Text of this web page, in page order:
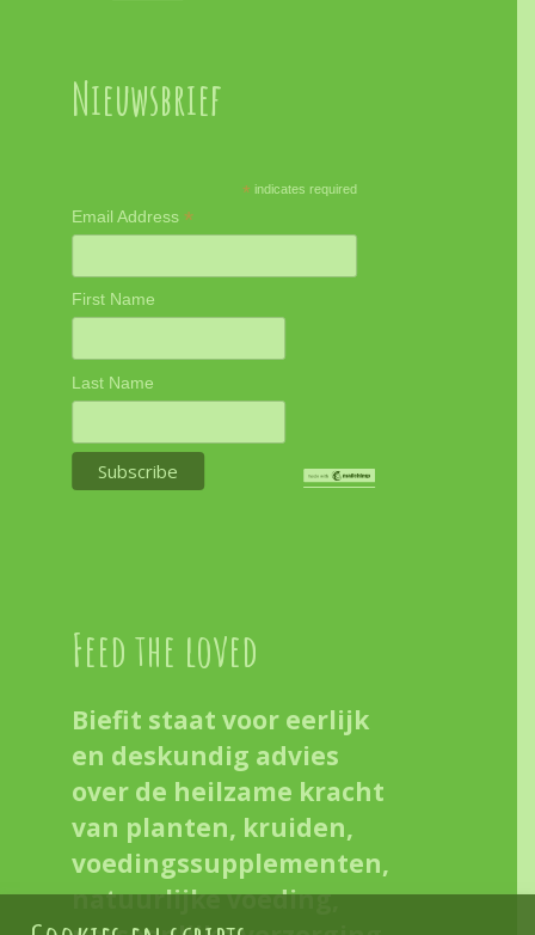
Nieuwsbrief
* indicates required
Email Address*
First Name
Last Name
Feed the loved
Biefit staat voor eerlijk
en deskundig advies
over de heilzame kracht
van planten, kruiden,
voedingssupplementen,
natuurlijke voeding,